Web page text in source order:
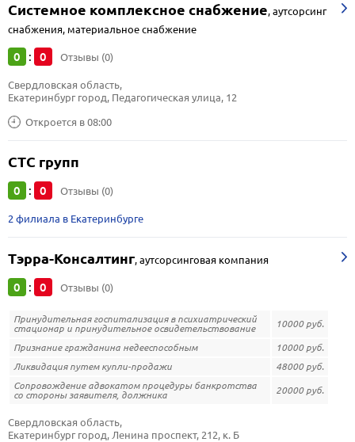
Системное комплексное снабжение,аутсорсинг
снабжения, материальное снабжение
0 : 0 Отзывы (0)
Откроется в 08:00
Свердловская область,
Екатеринбург город, Педагогическая улица, 12
СТС групп
0 : 0 Отзывы (0)
2 филиала в Екатеринбурге
Тэрра-Консалтинг,аутсорсинговая компания
0 : 0 Отзывы (0)
Принудительная госпитализация в психиатрический
стационар и принудительное освидетельствование
10000 руб.
Признание гражданина недееспособным
10000 руб.
Ликвидация путем купли-продажи
48000 руб.
Сопровождение адвокатом процедуры банкротства
со стороны заявителя, должника
20000 руб.
Свердловская область,
Екатеринбург город, Ленина проспект, 212, к. Б